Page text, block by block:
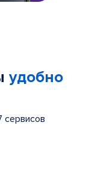
удобно
сервисов